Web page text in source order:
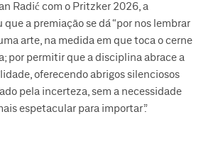
Radić com o Pritzker 2026, a
a premiação se dá “por nos lembrar
arte, na medida em que toca o cerne
por permitir que a disciplina abrace a
oferecendo abrigos silenciosos
pela incerteza, sem a necessidade
espetacular para importar”.